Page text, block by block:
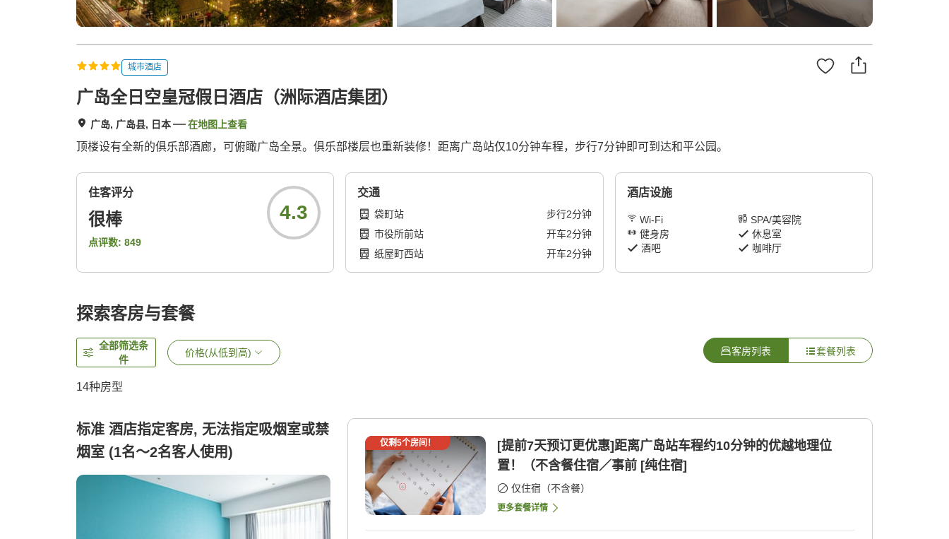
城市酒店
广岛全日空皇冠假日酒店（洲际酒店集团）
广岛, 广岛县, 日本 在地图上查看
顶楼设有全新的俱乐部酒廊，可俯瞰广岛全景。俱乐部楼层也重新装修！距离广岛站仅10分钟车程，步行7分钟即可到达和平公园。
住客评分
很棒
点评数: 849
4.3
交通
袋町站 步行2分钟
市役所前站
开车2分钟
纸屋町西站
开车2分钟
酒店设施
Wi-Fi
SPA/美容院
健身房
休息室
酒吧
咖啡厅
探索客房与套餐
全部筛选条
件
价格(从低到高) 客房列表 套餐列表
14种房型
标准 酒店指定客房, 无法指定吸烟室或禁
烟室 (1名〜2名客人使用)
仅剩5个房间！
[提前7天预订更优惠]距离广岛站车程约10分钟的优越地理位
置！（不含餐住宿／事前 [纯住宿]
仅住宿（不含餐）
更多套餐详情